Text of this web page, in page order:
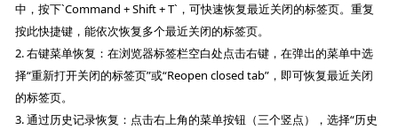
中，按下`Command + Shift + T`，可快速恢复最近关闭的标签页。重复
按此快捷键，能依次恢复多个最近关闭的标签页。
2. 右键菜单恢复：在浏览器标签栏空白处点击右键，在弹出的菜单中选
择“重新打开关闭的标签页”或“Reopen closed tab”，即可恢复最近关闭
的标签页。
3. 通过历史记录恢复：点击右上角的菜单按钮（三个竖点），选择“历史